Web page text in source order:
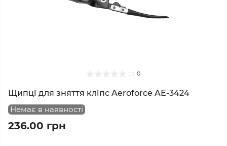
0
Щипці для зняття кліпс Aeroforce AE-3424
Немає в наявності
236.00 грн